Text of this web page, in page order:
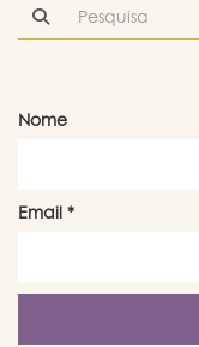
Nome
Email *